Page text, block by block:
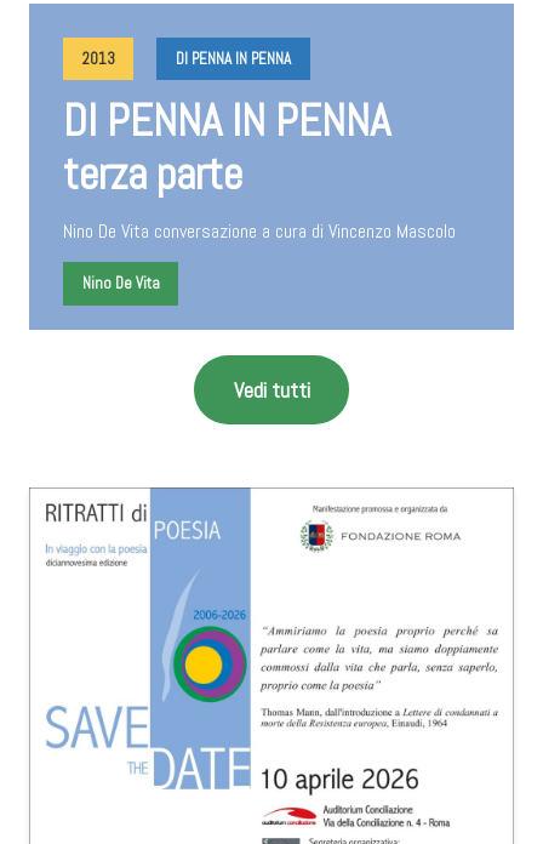
2013 DI PENNA IN PENNA
DI PENNA IN PENNA
terza parte
Nino De Vita conversazione a cura di Vincenzo Mascolo
Nino De Vita
Vedi tutti